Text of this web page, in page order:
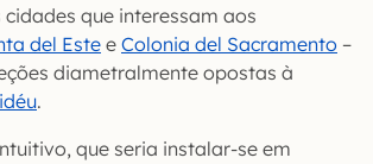
que interessam aos
del Estee Colonia del Sacramento –
diametralmente opostas à
.
que seria instalar-se em